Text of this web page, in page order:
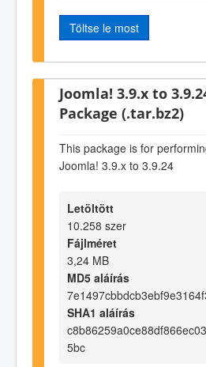
Töltse le most
Joomla! 3.9.x to
Package (.tar.bz2)
This package is for
Joomla! 3.9.x to 3.9.24
Letöltött
10.258 szer
Fájlméret
3,24 MB
MD5 aláírás
SHA1 aláírás
5bc